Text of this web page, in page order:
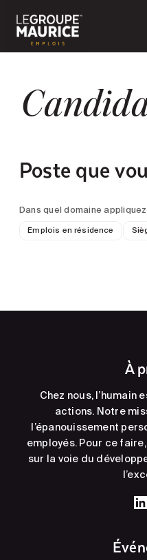
Poste que
Dans quel domaine
Emplois en résidence
À
Chez nous,
actions. Notre
l’épanouissement
employés. Pour ce
sur la voie du